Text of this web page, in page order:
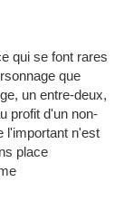
qui se font rares
que
un entre-deux,
profit d'un non-
l'important n'est
place